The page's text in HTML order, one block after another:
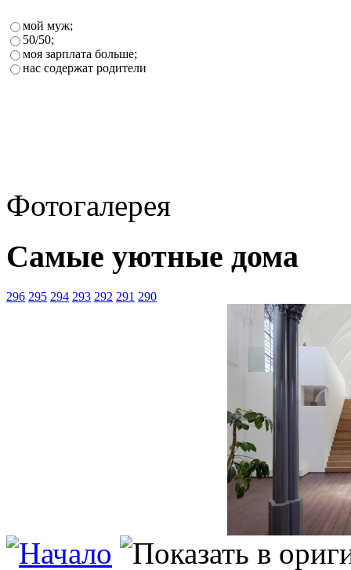
мой муж;
50/50;
моя зарплата больше;
нас содержат родители
Фотогалерея
Самые уютные дома
296 295 294 293 292 291 290